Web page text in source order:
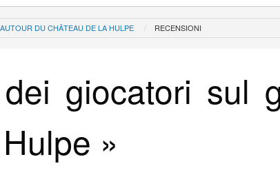
AUTOUR DU CHÂTEAU DE LA HULPE RECENSIONI
giocatori sul
»